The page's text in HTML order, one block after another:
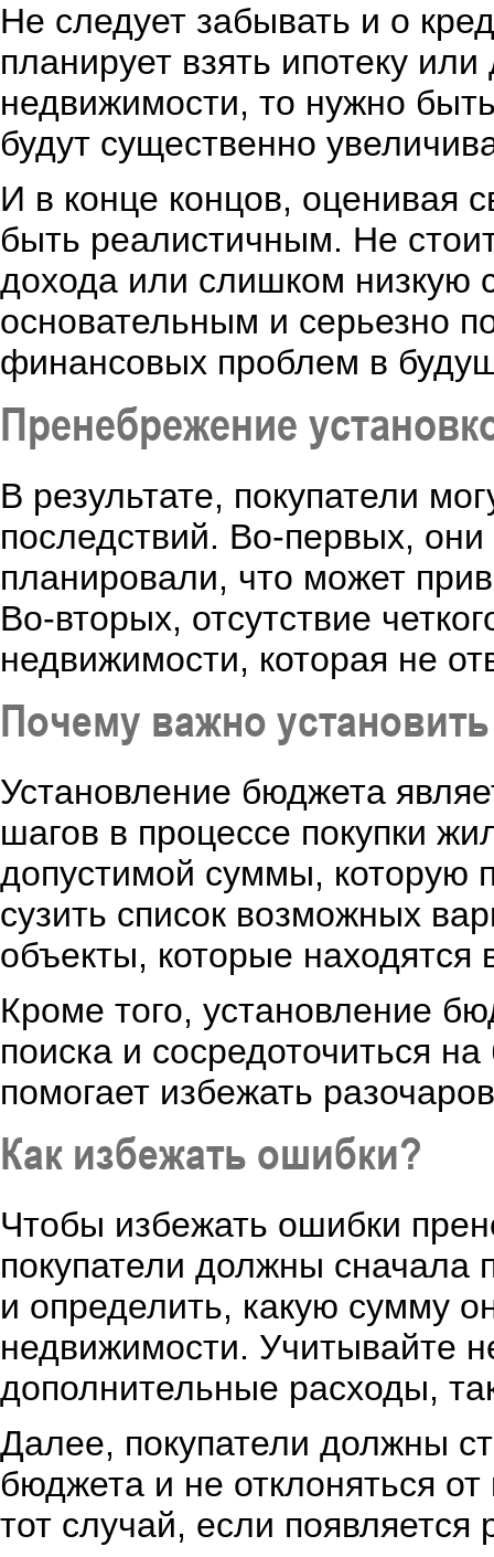
Не следует забывать и о
планирует взять ипотеку
недвижимости, то нужно
будут существенно
И в конце концов, оценивая
быть реалистичным. Не
дохода или слишком низкую
основательным и серьезно
финансовых проблем в
Пренебрежение
В результате, покупатели
последствий. Во-первых,
планировали, что может
Во-вторых, отсутствие
недвижимости, которая не
Почему важно
Установление бюджета
шагов в процессе покупки
допустимой суммы, которую
сузить список возможных
объекты, которые
Кроме того, установление
поиска и сосредоточиться
помогает избежать
Как избежать ошибки?
Чтобы избежать ошибки
покупатели должны
и определить, какую сумму
недвижимости. Учитывайте
дополнительные расходы,
Далее, покупатели должны
бюджета и не отклоняться
тот случай, если